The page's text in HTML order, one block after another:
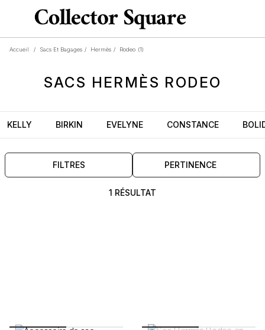
Accueil / Sacs Et Bagages / Hermès / Rodeo (1)
SACS HERMÈS RODEO
KELLY BIRKIN EVELYNE CONSTANCE
FILTRES PERTINENCE
1 RÉSULTAT